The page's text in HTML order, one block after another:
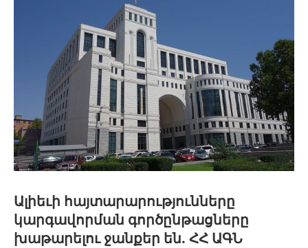
Ալիեւի հայտարարությունները
կարգավորման գործընթացները
խաթարելու ջանքեր են. ՀՀ ԱԳՆ